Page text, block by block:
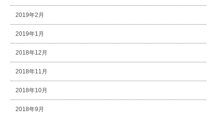
2019年2月
2019年1月
2018年12月
2018年11月
2018年10月
2018年9月